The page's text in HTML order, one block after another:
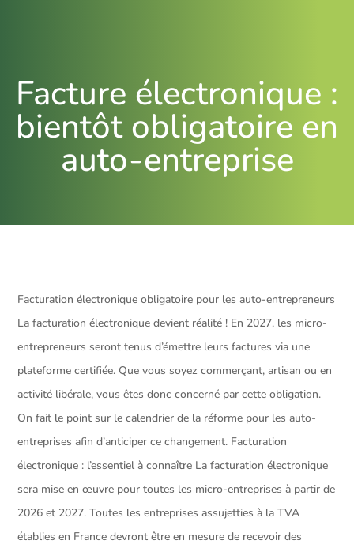
Facture électronique :
bientôt obligatoire en
auto-entreprise
Facturation électronique obligatoire pour les auto-entrepreneurs
La facturation électronique devient réalité ! En 2027, les micro-
entrepreneurs seront tenus d’émettre leurs factures via une
plateforme certifiée. Que vous soyez commerçant, artisan ou en
activité libérale, vous êtes donc concerné par cette obligation.
On fait le point sur le calendrier de la réforme pour les auto-
entreprises afin d’anticiper ce changement. Facturation
électronique : l’essentiel à connaître La facturation électronique
sera mise en œuvre pour toutes les micro-entreprises à partir de
2026 et 2027. Toutes les entreprises assujetties à la TVA
établies en France devront être en mesure de recevoir des